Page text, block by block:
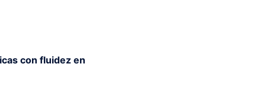
con fluidez en